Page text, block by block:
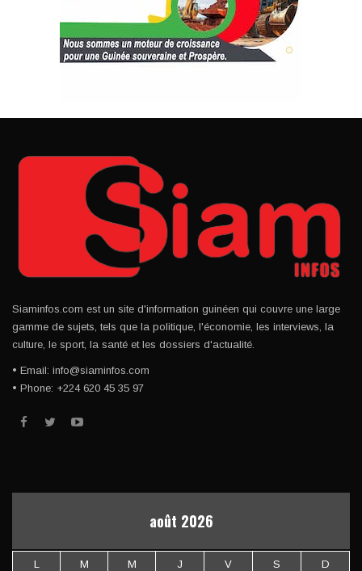
Siaminfos.com est un site d'information guinéen qui couvre une large
gamme de sujets, tels que la politique, l'économie, les interviews, la
culture, le sport, la santé et les dossiers d'actualité.
• Email: info@siaminfos.com
• Phone: +224 620 45 35 97
août 2026
L M M J V S D